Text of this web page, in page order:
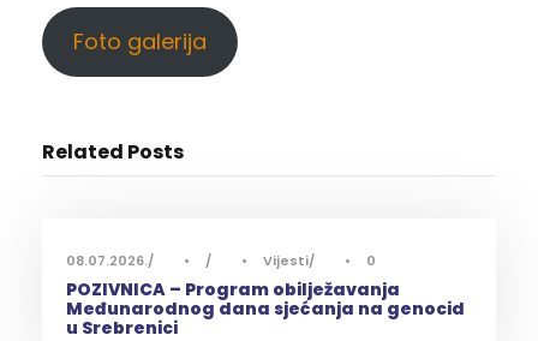
Foto galerija
Related Posts
08.07.2026. • • Vijesti • 0
POZIVNICA – Program obilježavanja
Međunarodnog dana sjećanja na genocid
u Srebrenici